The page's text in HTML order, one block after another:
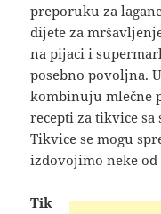
preporuku za
dijete za
na pijaci i
posebno povoljna.
kombinuju mlečne
recepti za tikvice
Tikvice se mogu
izdovojimo neke
Tik